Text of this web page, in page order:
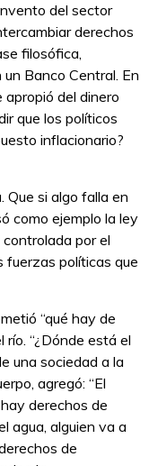
del sector
derechos
filosófica,
Banco Central. En
del dinero
que los políticos
inflacionario?
Que si algo falla en
como ejemplo la ley
por el
fuerzas políticas que
“qué hay de
“¿Dónde está el
una sociedad a la
agregó: “El
derechos de
agua, alguien va a
de